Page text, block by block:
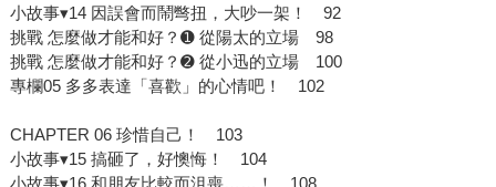
小故事▾14 因誤會而鬧彆扭，大吵一架！ 92
挑戰 怎麼做才能和好？➊ 從陽太的立場 98
挑戰 怎麼做才能和好？➋ 從小迅的立場 100
專欄05 多多表達「喜歡」的心情吧！ 102
CHAPTER 06 珍惜自己！ 103
小故事▾15 搞砸了，好懊悔！ 104
小故事▾16 和朋友比較而沮喪……！ 108